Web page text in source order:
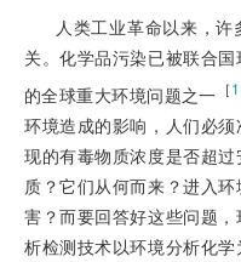
人类工业革命以来，
关。化学品污染已被联合
的全球重大环境问题之一 ［1
环境造成的影响，人们必
现的有毒物质浓度是否超
质？它们从何而来？进入
害？而要回答好这些问题
析检测技术以环境分析化